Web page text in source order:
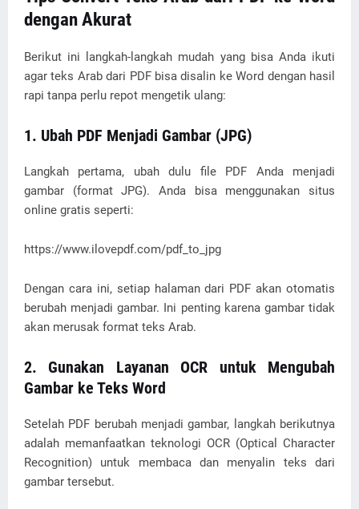
dengan Akurat
Berikut ini langkah-langkah mudah yang bisa Anda ikuti
agar teks Arab dari PDF bisa disalin ke Word dengan hasil
rapi tanpa perlu repot mengetik ulang:
1. Ubah PDF Menjadi Gambar (JPG)
Langkah pertama, ubah dulu file PDF Anda menjadi
gambar (format JPG). Anda bisa menggunakan situs
online gratis seperti:
https://www.ilovepdf.com/pdf_to_jpg
Dengan cara ini, setiap halaman dari PDF akan otomatis
berubah menjadi gambar. Ini penting karena gambar tidak
akan merusak format teks Arab.
2. Gunakan Layanan OCR untuk Mengubah
Gambar ke Teks Word
Setelah PDF berubah menjadi gambar, langkah berikutnya
adalah memanfaatkan teknologi OCR (Optical Character
Recognition) untuk membaca dan menyalin teks dari
gambar tersebut.